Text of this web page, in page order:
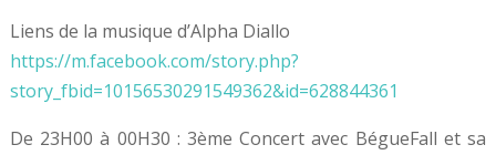
Liens de la musique d’Alpha Diallo
https://m.facebook.com/story.php?
story_fbid=10156530291549362&id=628844361
De 23H00 à 00H30 : 3ème Concert avec BégueFall et sa